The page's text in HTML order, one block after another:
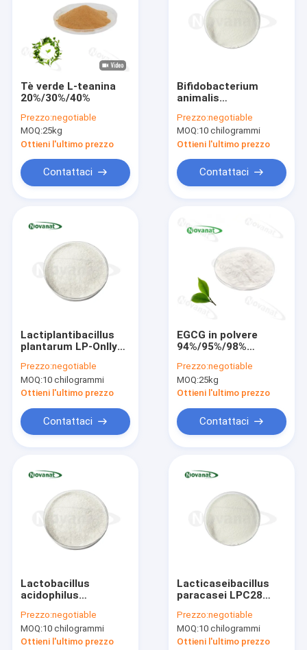
Casa
Prodotti
Giro della fabbrica
Controllo di qualità
Richieda una citazione
Polvere di probiotici
Polvere dell'estratto del crisantemo
L-teanina del tè verde
Tè verde L-teanina
20%/30%/40%
Prezzo:negotiable
MOQ:25kg
Ottieni l'ultimo prezzo
Contattaci
Bifidobacterium
animalis
lactis BI516 Polvere
postbiotica
Vegano/Senza
allergeni/Senza
glutine/Senza
latticini
Prezzo:negotiable
MOQ:10 chilogrammi
Ottieni l'ultimo prezzo
Contattaci
Lactiplantibacillus
plantarum LP-Onlly
Vegano/Senza
allergeni/Senza
glutine/Senza
Prezzo:negotiable
MOQ:10 chilogrammi
Ottieni l'ultimo prezzo
Contattaci
EGCG in polvere
94%/95%/98%
gallato/Decaffeinato/
Label/Senza allergeni
Prezzo:negotiable
MOQ:25kg
Ottieni l'ultimo prezzo
Contattaci
Lactobacillus
acidophilus
Onlly Postbiotici in
polvere Vegan/Senza
allergeni/Senza
Prezzo:negotiable
MOQ:10 chilogrammi
Ottieni l'ultimo prezzo
Lacticaseibacillus
paracasei LPC28
pastorizzata
Vegano/Senza
allergeni/Senza
Prezzo:negotiable
MOQ:10 chilogrammi
Ottieni l'ultimo prezzo